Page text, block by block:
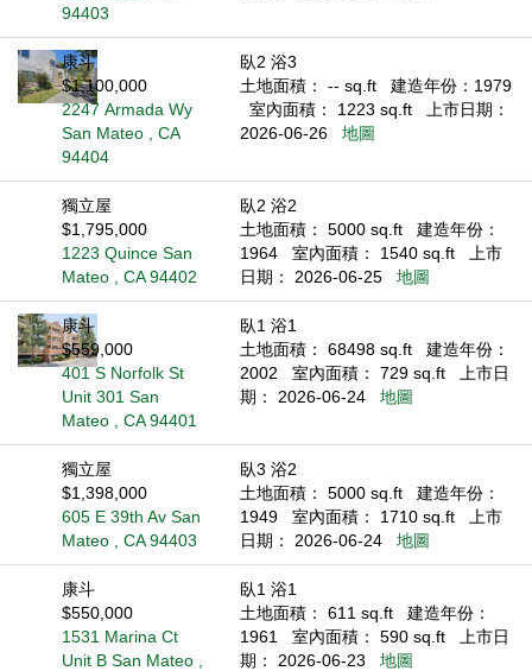
94403
康斗
$1,100,000
2247 Armada Wy
San Mateo , CA
94404
臥2 浴3
土地面積： -- sq.ft
建造年份：1979
室內面積： 1223 sq.ft
上市日期：
2026-06-26
地圖
獨立屋
$1,795,000
1223 Quince San
Mateo , CA 94402
臥2 浴2
土地面積： 5000 sq.ft
建造年份：
1964
室內面積： 1540 sq.ft
上市
日期： 2026-06-25
地圖
康斗
$559,000
401 S Norfolk St
Unit 301 San
Mateo , CA 94401
臥1 浴1
土地面積： 68498 sq.ft
建造年份：
2002
室內面積： 729 sq.ft
上市日
期： 2026-06-24
地圖
獨立屋
$1,398,000
605 E 39th Av San
Mateo , CA 94403
臥3 浴2
土地面積： 5000 sq.ft
建造年份：
1949
室內面積： 1710 sq.ft
上市
日期： 2026-06-24
地圖
康斗
$550,000
1531 Marina Ct
Unit B San Mateo ,
臥1 浴1
土地面積： 611 sq.ft
建造年份：
1961
室內面積： 590 sq.ft
上市日
期： 2026-06-23
地圖